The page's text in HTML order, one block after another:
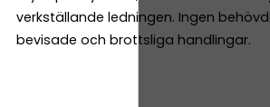
verkställande ledningen. Ingen
bevisade och brottsliga handlingar.